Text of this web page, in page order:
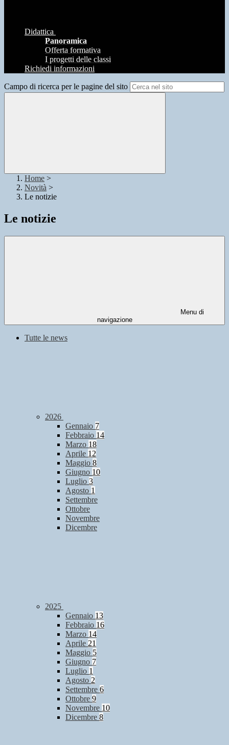
Didattica
Panoramica
Offerta formativa
I progetti delle classi
Richiedi informazioni
Campo di ricerca per le pagine del sito
Home >
Novità >
Le notizie
Le notizie
Menu di
navigazione
Tutte le news
2026
Gennaio 7
Febbraio 14
Marzo 18
Aprile 12
Maggio 8
Giugno 10
Luglio 3
Agosto 1
Settembre
Ottobre
Novembre
Dicembre
2025
Gennaio 13
Febbraio 16
Marzo 14
Aprile 21
Maggio 5
Giugno 7
Luglio 1
Agosto 2
Settembre 6
Ottobre 9
Novembre 10
Dicembre 8